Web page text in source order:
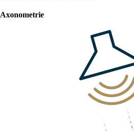
Axonometrie